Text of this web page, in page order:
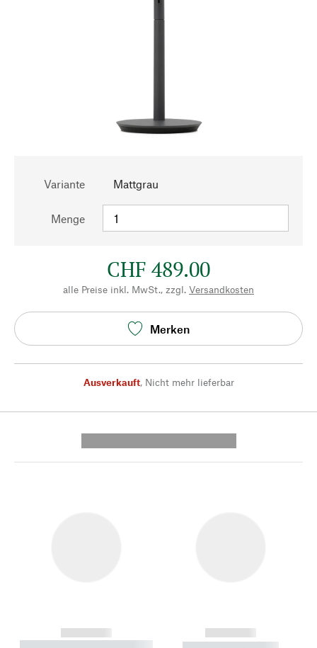
Variante Mattgrau
Menge
CHF 489.00
alle Preise inkl. MwSt., zzgl. Versandkosten
Merken
Ausverkauft, Nicht mehr lieferbar
------------
----------- ----------- --------
------------